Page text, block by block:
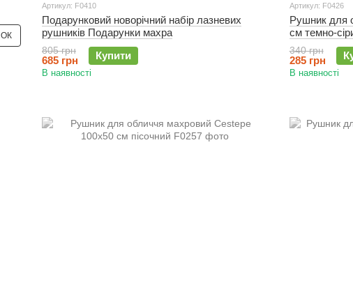
Артикул: F0410
Подарунковий новорічний набір лазневих
рушників Подарунки махра
805 грн
685 грн Купити
В наявності
Артикул: F0426
Рушник для
см темно-
340 грн
285 грн
В наявності
ОК